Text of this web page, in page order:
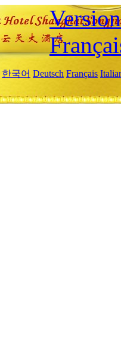
한국어 Deutsch Français